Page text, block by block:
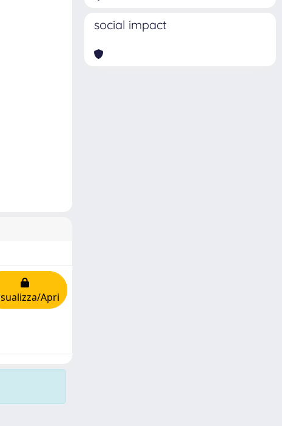
Apri
social impact